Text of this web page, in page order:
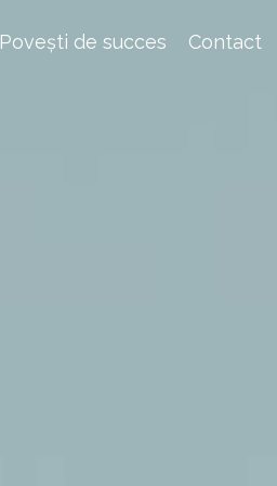
Povești de succes Contact